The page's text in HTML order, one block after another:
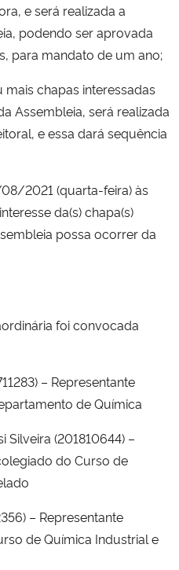
e será realizada a
podendo ser aprovada
para mandato de um ano;
chapas interessadas
Assembleia, será realizada
e essa dará sequência
2021 (quarta-feira) às
da(s) chapa(s)
possa ocorrer da
foi convocada
– Representante
de Química
Silveira (201810644) –
do Curso de
– Representante
de Química Industrial e